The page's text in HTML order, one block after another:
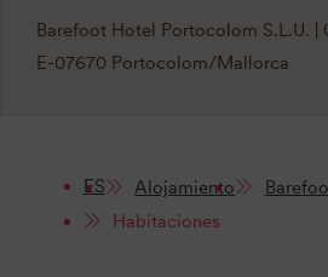
Barefoot Hotel Portocolom S.L.U. |
E-07670 Portocolom/Mallorca
ES Alojamiento
Habitaciones